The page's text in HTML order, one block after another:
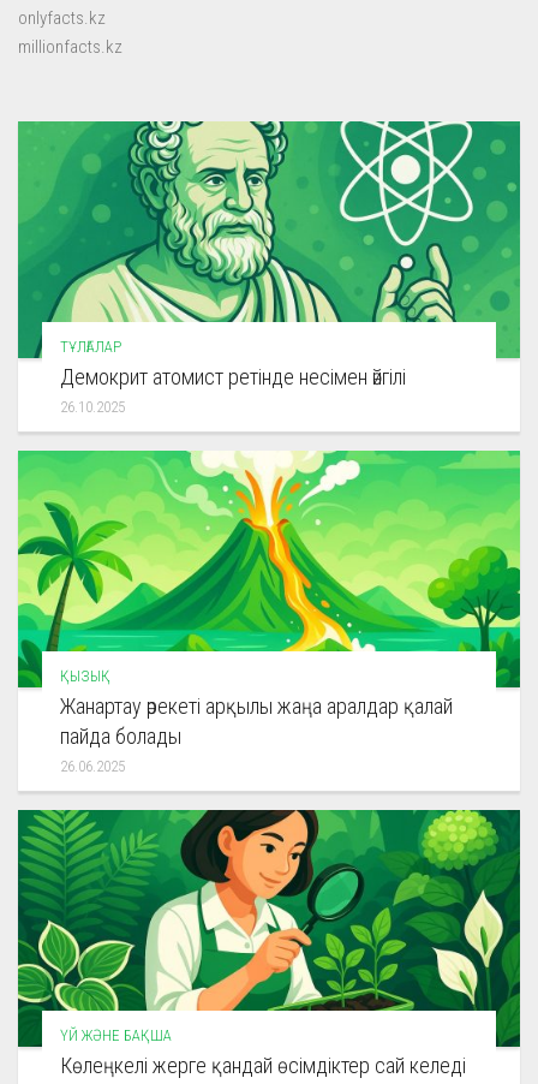
onlyfacts.kz
millionfacts.kz
ТҰЛҒАЛАР
Демокрит атомист ретінде несімен әйгілі
26.10.2025
ҚЫЗЫҚ
Жанартау әрекеті арқылы жаңа аралдар қалай
пайда болады
26.06.2025
ҮЙ ЖӘНЕ БАҚША
Көлеңкелі жерге қандай өсімдіктер сай келеді